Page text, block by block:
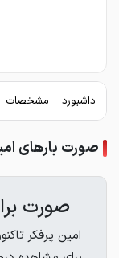
داشبورد مشخصات
صورت بارهای
صورت
امین پرفکر